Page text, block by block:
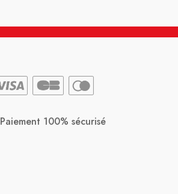
Paiement 100% sécurisé